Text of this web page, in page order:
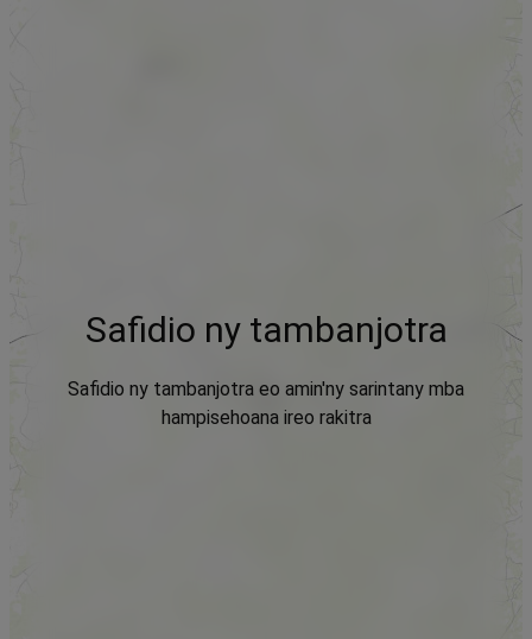
Safidio ny tambanjotra
Safidio ny tambanjotra eo amin'ny sarintany mba
hampisehoana ireo rakitra